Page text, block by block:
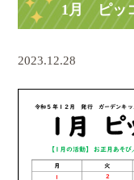
1月 ピッ
2023.12.28